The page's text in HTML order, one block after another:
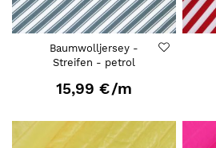
Baumwolljersey -
Streifen - petrol
15,99 €/m